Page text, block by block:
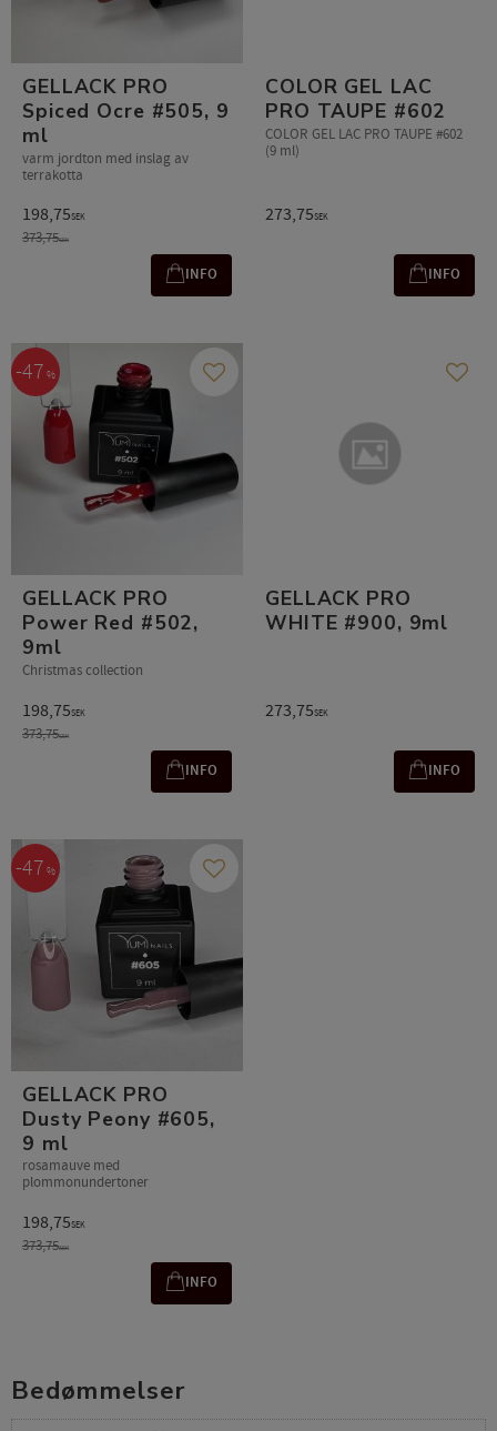
Bedømmelser
GELLACK PRO
Spiced Ocre #505, 9
ml
varm jordton med inslag av
terrakotta
198,75SEK
373,75SEK
INFO
COLOR GEL LAC
PRO TAUPE #602
COLOR GEL LAC PRO TAUPE #602
(9 ml)
273,75SEK
INFO
GELLACK PRO
Power Red #502,
9ml
Christmas collection
198,75SEK
373,75SEK
47 % Gem som favorit
INFO
GELLACK PRO
WHITE #900, 9ml
273,75SEK
Gem
INFO
GELLACK PRO
Dusty Peony #605,
9 ml
rosamauve med
plommonundertoner
198,75SEK
373,75SEK
47 % Gem som favorit
INFO